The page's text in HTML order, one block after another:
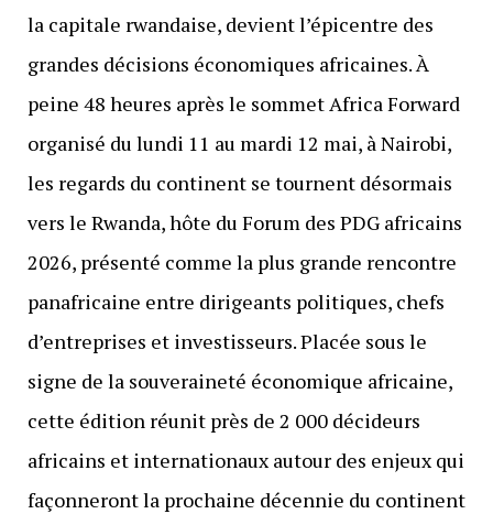
la capitale rwandaise, devient l’épicentre des
grandes décisions économiques africaines. À
peine 48 heures après le sommet Africa Forward
organisé du lundi 11 au mardi 12 mai, à Nairobi,
les regards du continent se tournent désormais
vers le Rwanda, hôte du Forum des PDG africains
2026, présenté comme la plus grande rencontre
panafricaine entre dirigeants politiques, chefs
d’entreprises et investisseurs. Placée sous le
signe de la souveraineté économique africaine,
cette édition réunit près de 2 000 décideurs
africains et internationaux autour des enjeux qui
façonneront la prochaine décennie du continent